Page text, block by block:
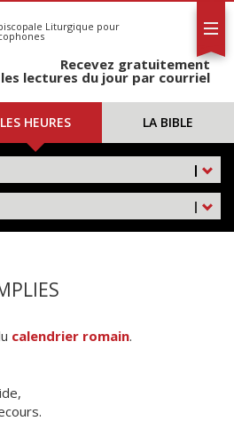
Liturgique pour
Recevez gratuitement
les lectures du jour par courriel
LES HEURES LA BIBLE
|
|
calendrier romain.